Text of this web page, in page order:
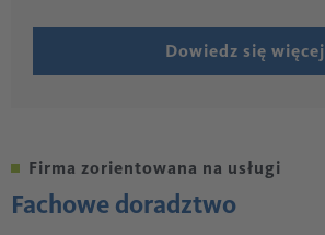
Dowiedz się więcej
Firma zorientowana na usługi
Fachowe doradztwo